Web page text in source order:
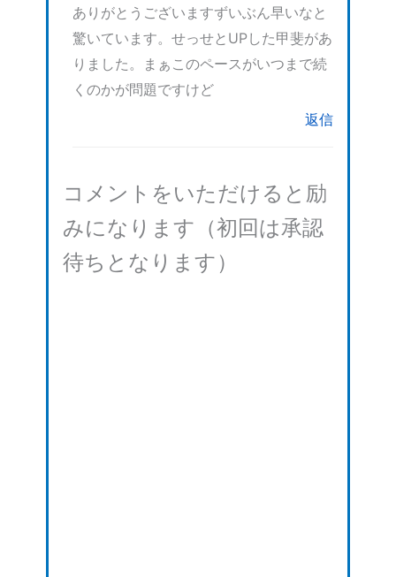
ありがとうございますずいぶん早いなと
驚いています。せっせとUPした甲斐があ
りました。まぁこのペースがいつまで続
くのかが問題ですけど
返信
コメントをいただけると励
みになります（初回は承認
待ちとなります）